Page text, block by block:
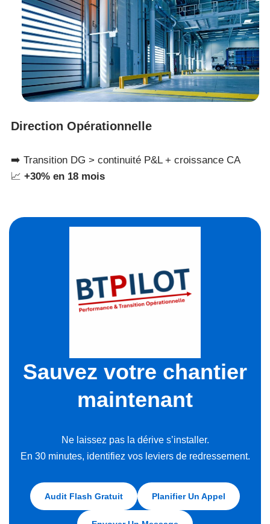
Direction Opérationnelle
➡️ Transition DG > continuité P&L + croissance CA
📈+30% en 18 mois
Sauvez votre chantier
maintenant
Ne laissez pas la dérive s’installer.
En 30 minutes, identifiez vos leviers de redressement.
Audit Flash Gratuit Planifier Un Appel